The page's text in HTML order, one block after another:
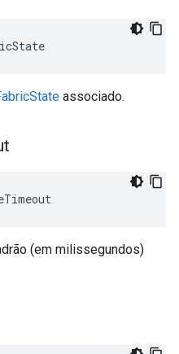
associado.
(em milissegundos)